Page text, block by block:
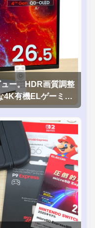
ー。HDR画質調整
4K有機ELゲーミン